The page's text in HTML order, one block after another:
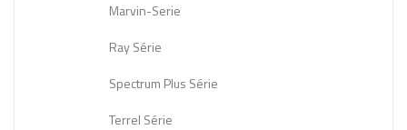
Marvin-Serie
Ray Série
Spectrum Plus Série
Terrel Série